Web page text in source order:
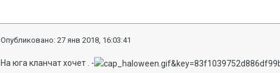
Опубликовано:27 янв 2018, 16:03:41
На юга кланчат хочет . -